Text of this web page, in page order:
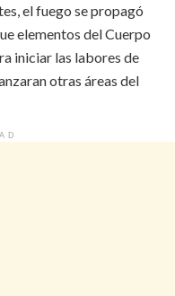
el fuego se propagó
elementos del Cuerpo
iniciar las labores de
otras áreas del